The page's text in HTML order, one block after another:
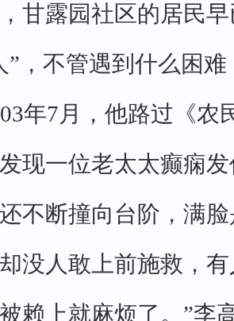
甘露园社区的居民
”，不管遇到什么困
年7月，他路过《农
现一位老太太癫痫
不断撞向台阶，满
没人敢上前施救，
赖上就麻烦了。”李